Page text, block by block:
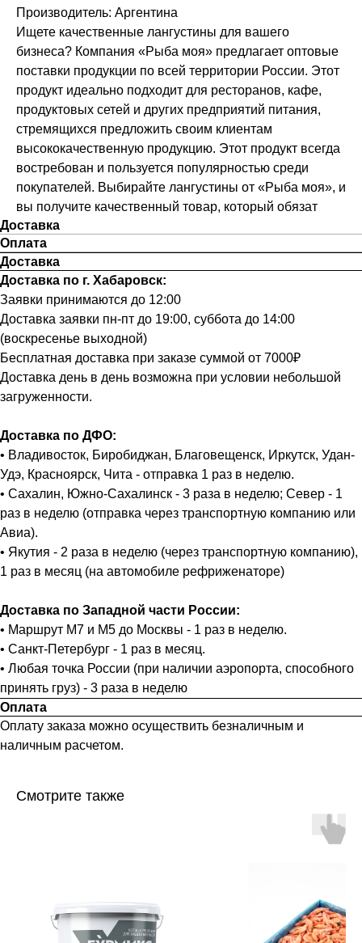
Производитель: Аргентина
Ищете качественные лангустины для вашего
бизнеса? Компания «Рыба моя» предлагает оптовые
поставки продукции по всей территории России. Этот
продукт идеально подходит для ресторанов, кафе,
продуктовых сетей и других предприятий питания,
стремящихся предложить своим клиентам
высококачественную продукцию. Этот продукт всегда
востребован и пользуется популярностью среди
покупателей. Выбирайте лангустины от «Рыба моя», и
вы получите качественный товар, который обязат
Доставка
Оплата
Доставка
Доставка по г. Хабаровск:
Заявки принимаются до 12:00
Доставка заявки пн-пт до 19:00, суббота до 14:00
(воскресенье выходной)
Бесплатная доставка при заказе суммой от 7000₽
Доставка день в день возможна при условии небольшой
загруженности.
Доставка по ДФО:
• Владивосток, Биробиджан, Благовещенск, Иркутск, Удан-
Удэ, Красноярск, Чита - отправка 1 раз в неделю.
• Сахалин, Южно-Сахалинск - 3 раза в неделю; Север - 1
раз в неделю (отправка через транспортную компанию или
Авиа).
• Якутия - 2 раза в неделю (через транспортную компанию),
1 раз в месяц (на автомобиле рефриженаторе)
Доставка по Западной части России:
• Маршрут М7 и М5 до Москвы - 1 раз в неделю.
• Санкт-Петербург - 1 раз в месяц.
• Любая точка России (при наличии аэропорта, способного
принять груз) - 3 раза в неделю
Оплата
Оплату заказа можно осуществить безналичным и
наличным расчетом.
Смотрите также